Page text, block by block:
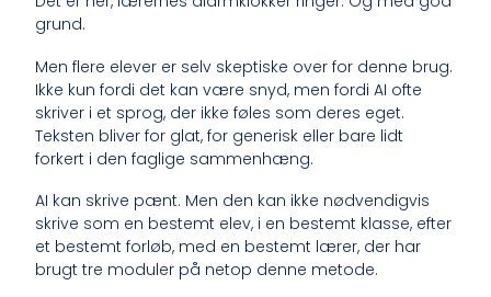
grund.
Men flere elever er selv skeptiske over for denne brug.
Ikke kun fordi det kan være snyd, men fordi AI ofte
skriver i et sprog, der ikke føles som deres eget.
Teksten bliver for glat, for generisk eller bare lidt
forkert i den faglige sammenhæng.
AI kan skrive pænt. Men den kan ikke nødvendigvis
skrive som en bestemt elev, i en bestemt klasse, efter
et bestemt forløb, med en bestemt lærer, der har
brugt tre moduler på netop denne metode.